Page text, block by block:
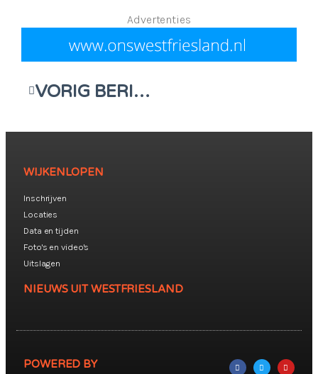
Advertenties
VORIG BERICHT
WIJKENLOPEN
Inschrijven
Locaties
Data en tijden
Foto's en video's
Uitslagen
NIEUWS UIT WESTFRIESLAND
POWERED BY